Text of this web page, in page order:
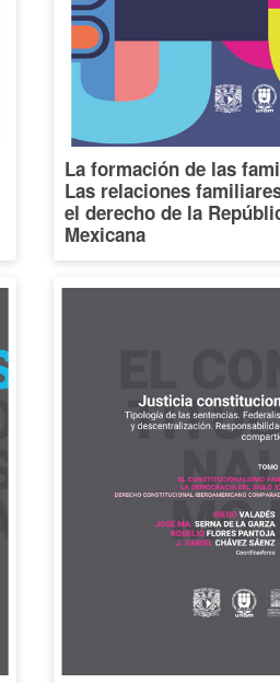
La formación de las
Las relaciones
el derecho de la
Mexicana